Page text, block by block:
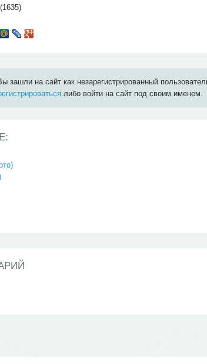
зашли на сайт как незарегистрированный
либо войти на сайт под своим именем.